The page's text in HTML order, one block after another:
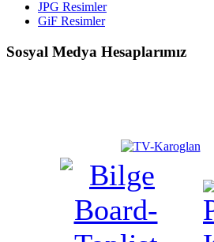
JPG Resimler
GiF Resimler
Sosyal Medya Hesaplarımız